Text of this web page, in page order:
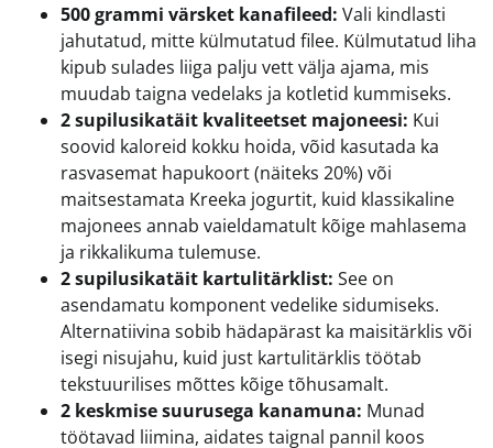
500 grammi värsket kanafileed: Vali kindlasti
jahutatud, mitte külmutatud filee. Külmutatud liha
kipub sulades liiga palju vett välja ajama, mis
muudab taigna vedelaks ja kotletid kummiseks.
2 supilusikatäit kvaliteetset majoneesi: Kui
soovid kaloreid kokku hoida, võid kasutada ka
rasvasemat hapukoort (näiteks 20%) või
maitsestamata Kreeka jogurtit, kuid klassikaline
majonees annab vaieldamatult kõige mahlasema
ja rikkalikuma tulemuse.
2 supilusikatäit kartulitärklist: See on
asendamatu komponent vedelike sidumiseks.
Alternatiivina sobib hädapärast ka maisitärklis või
isegi nisujahu, kuid just kartulitärklis töötab
tekstuurilises mõttes kõige tõhusamalt.
2 keskmise suurusega kanamuna: Munad
töötavad liimina, aidates taignal pannil koos